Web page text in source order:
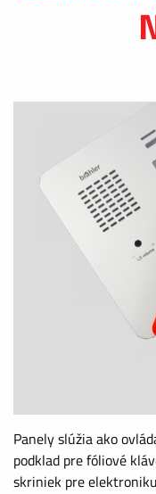
Panely slúžia ako
podklad pre fóliové
skriniek pre